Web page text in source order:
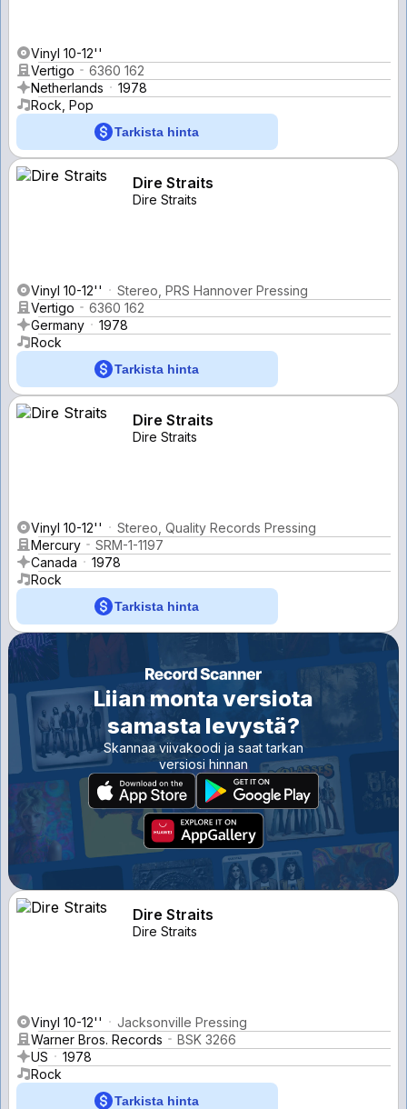
Vinyl 10-12''
Vertigo
6360 162
Netherlands
1978
Rock, Pop
Tarkista hinta
Dire Straits
Dire Straits
Vinyl 10-12''
Stereo, PRS Hannover Pressing
Vertigo
6360 162
Germany
1978
Rock
Tarkista hinta
Dire Straits
Dire Straits
Vinyl 10-12''
Stereo, Quality Records Pressing
Mercury
SRM-1-1197
Canada
1978
Rock
Tarkista hinta
Liian monta versiota
samasta levystä?
Skannaa viivakoodi ja saat tarkan
versiosi hinnan
Dire Straits
Dire Straits
Vinyl 10-12''
Jacksonville Pressing
Warner Bros. Records
BSK 3266
US
1978
Rock
Tarkista hinta